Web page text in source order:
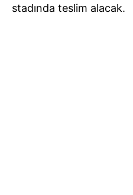
stadında teslim alacak.